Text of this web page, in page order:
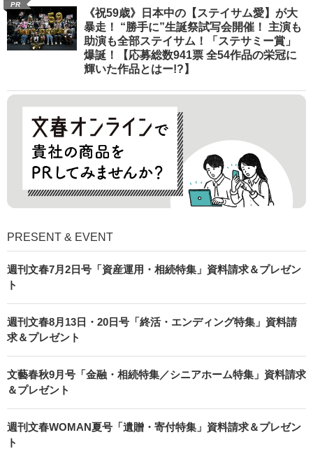
PR
《祝59歳》日本中の【ステイサム愛】が大
暴走！ “勝手に”生誕祭試写会開催！ 主演も
助演も全部ステイサム！「ステサミー賞」
爆誕！【応募総数941票 全54作品の栄冠に
輝いた作品とはー!?】
PRESENT & EVENT
週刊文春7月2日号「資産運用・相続特集」資料請求＆プレゼン
ト
週刊文春8月13日・20日号「終活・エンディング特集」資料請
求＆プレゼント
文藝春秋9月号「金融・相続特集／シニアホーム特集」資料請求
＆プレゼント
週刊文春WOMAN夏号「遺贈・寄付特集」資料請求＆プレゼン
ト